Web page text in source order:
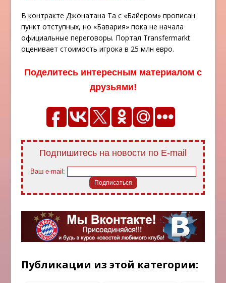
В контракте Джонатана Та с «Байером» прописан
пункт отступных, но «Бавария» пока не начала
официальные переговоры. Портал Transfermarkt
оценивает стоимость игрока в 25 млн евро.
Поделитесь интересным материалом с
друзьями!
Подпишитесь на новости по E-mail
Ваш e-mail:
Публикации из этой категории: